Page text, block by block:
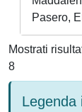
Pasero,
Mostrati
8
Legenda